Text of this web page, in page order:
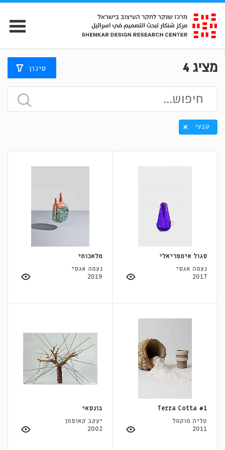
מציג4 סינון
טבעי
סגול אימפריאלי
נעמה אגסי
2017
מלאכותי
נעמה אגסי
2019
Terra Cotta #1
טליה מוקמל
2011
בונסאי
יעקב קאופמן
2002